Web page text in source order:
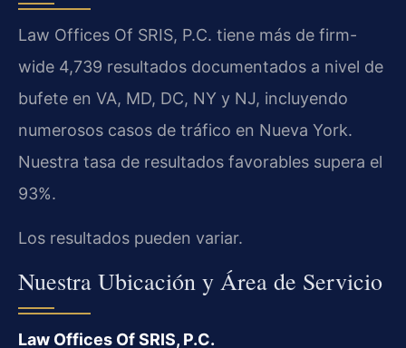
Law Offices Of SRIS, P.C. tiene más de firm-
wide 4,739 resultados documentados a nivel de
bufete en VA, MD, DC, NY y NJ, incluyendo
numerosos casos de tráfico en Nueva York.
Nuestra tasa de resultados favorables supera el
93%.
Los resultados pueden variar.
Nuestra Ubicación y Área de Servicio
Law Offices Of SRIS, P.C.